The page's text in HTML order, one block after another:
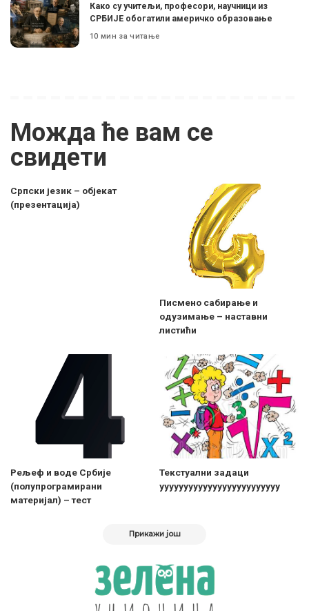
Како су учитељи, професори, научници из
СРБИЈЕ обогатили америчко образовање
10 мин за читање
Можда ће вам се
свидети
Српски језик – објекат
(презентација)
Писмено сабирање и
одузимање – наставни
листићи
Рељеф и воде Србије
(полупрограмирани
материјал) – тест
Текстуални задаци
ууууууууууууууууууууууууу
Прикажи још